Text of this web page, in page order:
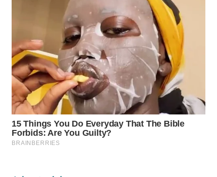
WAHANANEWS
ID
WAHANANEWS
CO ID
WAHANANEWS
NET